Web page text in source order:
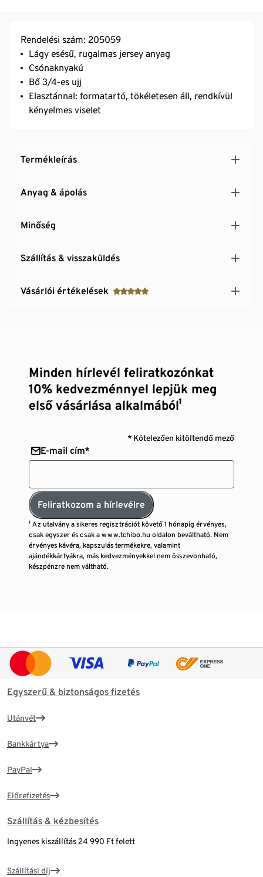
Rendelési szám: 205059
Lágy esésű, rugalmas jersey anyag
Csónaknyakú
Bő 3/4-es ujj
Elasztánnal: formatartó, tökéletesen áll, rendkívül
kényelmes viselet
Termékleírás
Anyag & ápolás
Minőség
Szállítás & visszaküldés
Vásárlói értékelések
Minden hírlevél feliratkozónkat
10% kedvezménnyel lepjük meg
első vásárlása alkalmából¹
* Kötelezően kitöltendő mező
E-mail cím*
Feliratkozom a hírlevélre
¹ Az utalvány a sikeres regisztrációt követő 1 hónapig érvényes,
csak egyszer és csak a www.tchibo.hu oldalon beváltható. Nem
érvényes kávéra, kapszulás termékekre, valamint
ajándékkártyákra, más kedvezményekkel nem összevonható,
készpénzre nem váltható.
Egyszerű & biztonságos fizetés
Utánvét
Bankkártya
PayPal
Előrefizetés
Szállítás & kézbesítés
Ingyenes kiszállítás 24 990 Ft felett
Szállítási díj